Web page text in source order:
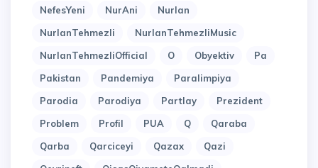
NefesYeni
NurAni
Nurlan
NurlanTehmezli
NurlanTehmezliMusic
NurlanTehmezliOfficial
O Obyektiv
Pa
Pakistan
Pandemiya
Paralimpiya
Parodia
Parodiya Partlay
Prezident
Problem
Profil PUA Q
Qaraba
Qarba
Qarciceyi Qazax
Qazi